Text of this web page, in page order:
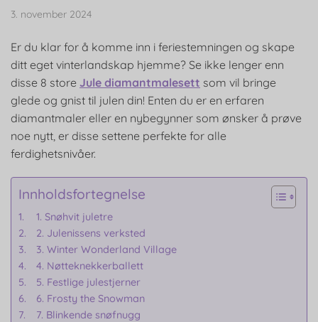
3. november 2024
Er du klar for å komme inn i feriestemningen og skape
ditt eget vinterlandskap hjemme? Se ikke lenger enn
disse 8 store Jule diamantmalesett som vil bringe
glede og gnist til julen din! Enten du er en erfaren
diamantmaler eller en nybegynner som ønsker å prøve
noe nytt, er disse settene perfekte for alle
ferdighetsnivåer.
Innholdsfortegnelse
1. Snøhvit juletre
2. Julenissens verksted
3. Winter Wonderland Village
4. Nøtteknekkerballett
5. Festlige julestjerner
6. Frosty the Snowman
7. Blinkende snøfnugg